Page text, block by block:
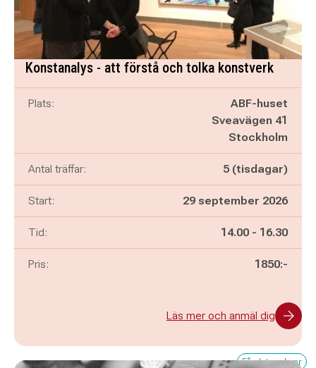
Konstanalys - att förstå och tolka konstverk
Plats:
ABF-huset
Sveavägen 41
Stockholm
Antal träffar: 5 (tisdagar)
Start: 29 september 2026
Tid: Pågår mellan
14.00 - och
16.30
Pris: 1850:-
Läs mer och anmäl dig
Få platser kvar